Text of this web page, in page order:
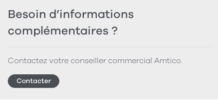
Besoin d’informations
complémentaires ?
Contactez votre conseiller commercial Amtico.
Contacter